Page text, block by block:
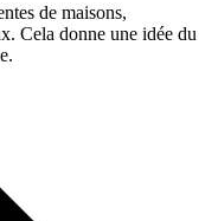
de maisons,
Cela donne une idée du